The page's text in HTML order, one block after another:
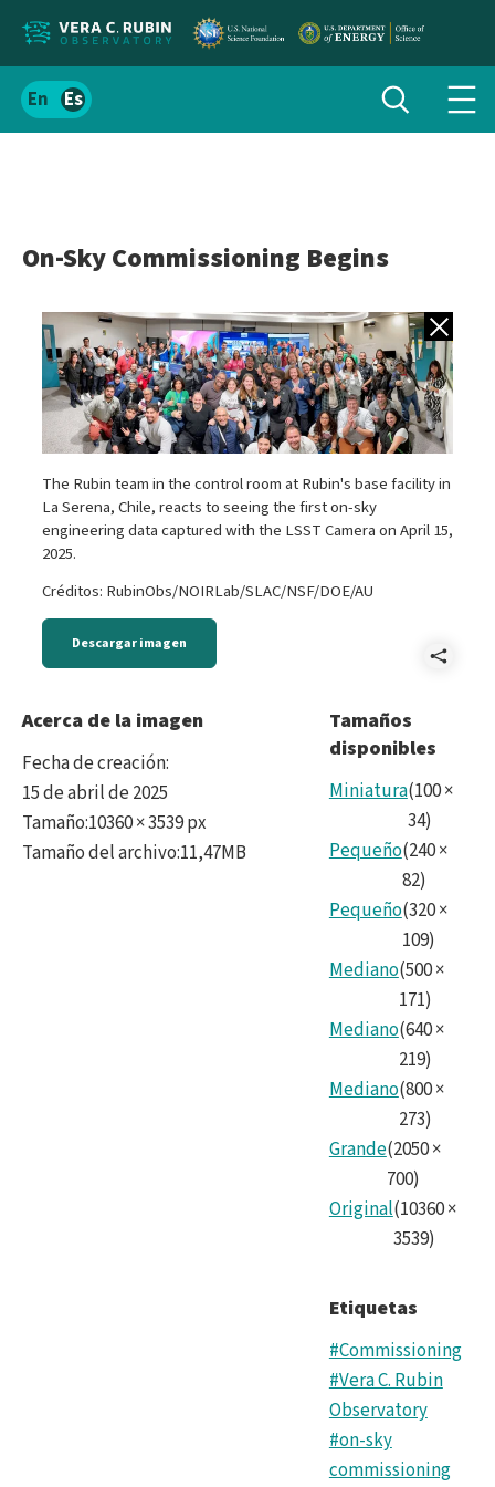
Localizar
el
Español
Alternar
búsqueda
On-Sky Commissioning Begins
Volver a
The Rubin team in the control room at Rubin's base facility in
La Serena, Chile, reacts to seeing the first on-sky
engineering data captured with the LSST Camera on April 15,
2025.
Créditos: RubinObs/NOIRLab/SLAC/NSF/DOE/AU
Descargar imagen
First
Acerca de la imagen
Fecha de creación:
15 de abril de 2025
Tamaño:10360 × 3539 px
Tamaño del archivo:11,47MB
Tamaños
disponibles
Miniatura(100×
34)
Pequeño(240×
82)
Pequeño(320×
109)
Mediano(500×
171)
Mediano(640×
219)
Mediano(800×
273)
Grande(2050×
700)
Original(10360×
3539)
Etiquetas
#Commissioning
#Vera C. Rubin
Observatory
#on-sky
commissioning